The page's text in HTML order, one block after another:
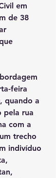
em
de 38
feira
quando a
pela rua
com a
trecho
indivíduo